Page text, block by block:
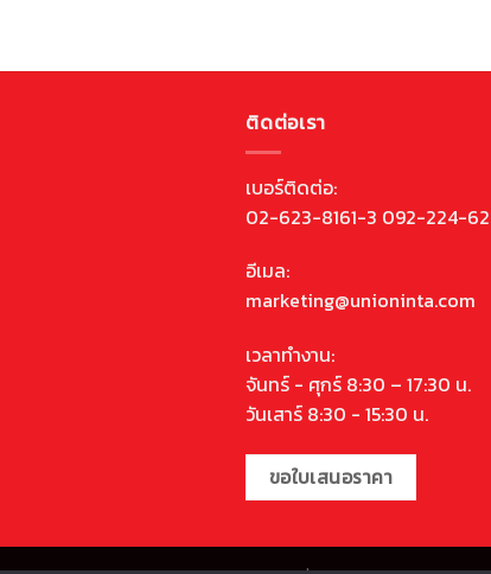
ติดต่อเรา
เบอร์ติดต่อ:
02-623-8161-3 092-224-
อีเมล:
marketing@unioninta.com
เวลาทำงาน:
จันทร์ - ศุกร์ 8:30 – 17:30 น.
วันเสาร์ 8:30 - 15:30 น.
ขอใบเสนอราคา